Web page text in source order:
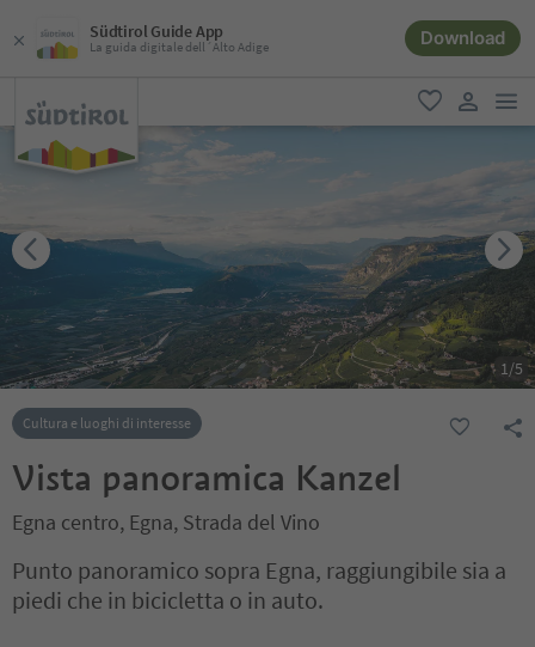
Südtirol Guide App
La guida digitale dell´Alto Adige Download
favoriti
user link
1/5
Cultura e luoghi di interesse
Vista panoramica Kanzel
Egna centro, Egna, Strada del Vino
Punto panoramico sopra Egna, raggiungibile sia a
piedi che in bicicletta o in auto.